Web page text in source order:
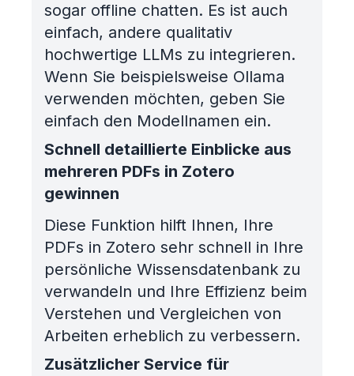
sogar offline chatten. Es ist auch
einfach, andere qualitativ
hochwertige LLMs zu integrieren.
Wenn Sie beispielsweise Ollama
verwenden möchten, geben Sie
einfach den Modellnamen ein.
Schnell detaillierte Einblicke aus
mehreren PDFs in Zotero
gewinnen
Diese Funktion hilft Ihnen, Ihre
PDFs in Zotero sehr schnell in Ihre
persönliche Wissensdatenbank zu
verwandeln und Ihre Effizienz beim
Verstehen und Vergleichen von
Arbeiten erheblich zu verbessern.
Zusätzlicher Service für